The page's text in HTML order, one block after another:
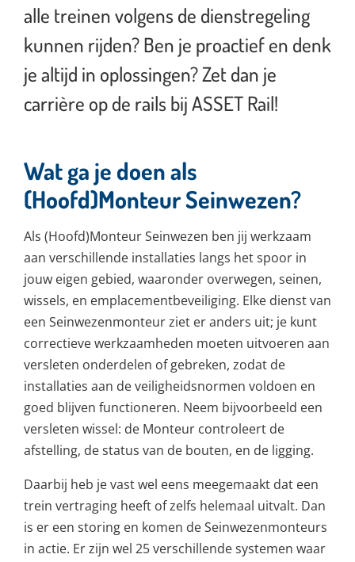
alle treinen volgens de dienstregeling
kunnen rijden? Ben je proactief en denk
je altijd in oplossingen? Zet dan je
carrière op de rails bij ASSET Rail!
Wat ga je doen als
(Hoofd)Monteur Seinwezen?
Als (Hoofd)Monteur Seinwezen ben jij werkzaam
aan verschillende installaties langs het spoor in
jouw eigen gebied, waaronder overwegen, seinen,
wissels, en emplacementbeveiliging. Elke dienst van
een Seinwezenmonteur ziet er anders uit; je kunt
correctieve werkzaamheden moeten uitvoeren aan
versleten onderdelen of gebreken, zodat de
installaties aan de veiligheidsnormen voldoen en
goed blijven functioneren. Neem bijvoorbeeld een
versleten wissel: de Monteur controleert de
afstelling, de status van de bouten, en de ligging.
Daarbij heb je vast wel eens meegemaakt dat een
trein vertraging heeft of zelfs helemaal uitvalt. Dan
is er een storing en komen de Seinwezenmonteurs
in actie. Er zijn wel 25 verschillende systemen waar